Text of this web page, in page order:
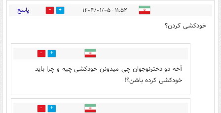
۱۱:۵۲ - ۱۴۰۴/۰۱/۰۵ 16 پاسخ
خودکشی کردن؟
7
آخه دو دخترنوجوان چی میدونن خودکشی چیه و چرا باید
خودکشی کرده باشن؟!
5